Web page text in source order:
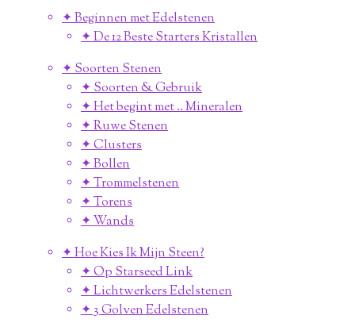
✦ Beginnen met Edelstenen
✦ De 12 Beste Starters Kristallen
✦ Soorten Stenen
✦ Soorten & Gebruik
✦ Het begint met .. Mineralen
✦ Ruwe Stenen
✦ Clusters
✦ Bollen
✦ Trommelstenen
✦ Torens
✦ Wands
✦ Hoe Kies Ik Mijn Steen?
✦ Op Starseed Link
✦ Lichtwerkers Edelstenen
✦ 3 Golven Edelstenen